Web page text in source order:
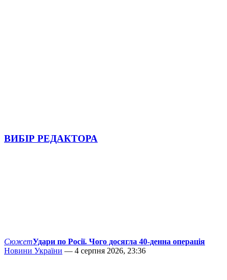
ВИБІР РЕДАКТОРА
СюжетУдари по Росії. Чого досягла 40-денна операція
Новини України — 4 серпня 2026, 23:36